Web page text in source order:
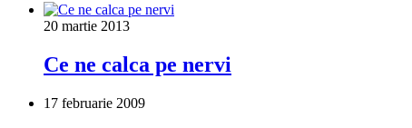
20 martie 2013
Ce ne calca pe nervi
17 februarie 2009